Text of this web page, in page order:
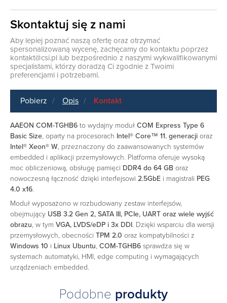
Skontaktuj się z nami
Aby lepiej poznać naszą ofertę oraz otrzymać
spersonalizowaną wycenę, zachęcamy do kontaktu poprzez
kontakt@csi.pl lub bezpośrednio z naszymi wykwalifikowanymi
specjalistami, którzy doradzą Ci zgodnie z Twoimi
preferencjami i potrzebami.
Pobierz Opis Kontakt
AAEON COM-TGHB6 to wydajny moduł COM Express Type 6
Basic Size, oparty na procesorach Intel® Core™ 11. generacji oraz
Intel® Xeon® W, przeznaczony do zaawansowanych systemów
embedded i aplikacji przemysłowych. Platforma oferuje wysoką
moc obliczeniową, obsługę pamięci DDR4 do 64 GB oraz
nowoczesną łączność dzięki interfejsowi 2.5GbE i magistrali PEG
4.0 x16.
Moduł wyposażono w rozbudowany zestaw interfejsów,
obejmujący USB 3.2 Gen 2, SATA III, PCIe, UART oraz wiele wyjść
obrazu, w tym VGA, LVDS/eDP i 3x DDI. Dzięki wsparciu dla wersji
przemysłowych, obecności TPM 2.0 oraz kompatybilności z
Windows 10 i Linux Ubuntu, COM-TGHB6 sprawdza się w
systemach automatyki, HMI, edge computing i wymagających
urządzeniach embedded.
Podobne produkty